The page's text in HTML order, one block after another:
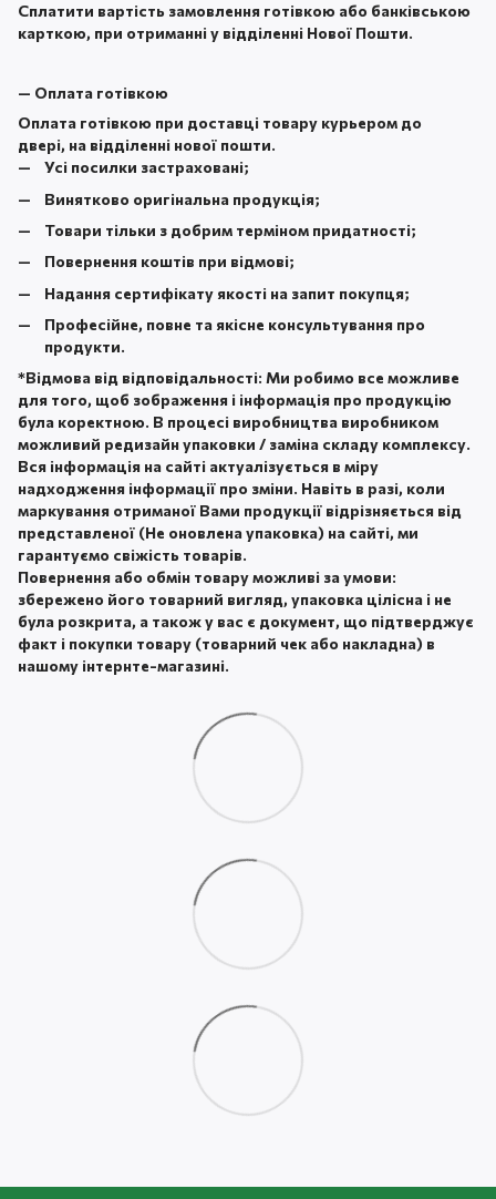
Сплатити вартість замовлення готівкою або банківською
карткою, при отриманні у відділенні Нової Пошти.
— Оплата готівкою
Оплата готівкою при доставці товару курьером до
двері, на відділенні нової пошти.
Усі посилки застраховані;
Винятково оригінальна продукція;
Товари тільки з добрим терміном придатності;
Повернення коштів при відмові;
Надання сертифікату якості на запит покупця;
Професійне, повне та якісне консультування про
продукти.
*Відмова від відповідальності: Ми робимо все можливе
для того, щоб зображення і інформація про продукцію
була коректною. В процесі виробництва виробником
можливий редизайн упаковки / заміна складу комплексу.
Вся інформація на сайті актуалізується в міру
надходження інформації про зміни. Навіть в разі, коли
маркування отриманої Вами продукції відрізняється від
представленої (Не оновлена ​​упаковка) на сайті, ми
гарантуємо свіжість товарів.
Повернення або обмін товару можливі за умови:
збережено його товарний вигляд, упаковка цілісна і не
була розкрита, а також у вас є документ, що підтверджує
факт і покупки товару (товарний чек або накладна) в
нашому інтернте-магазині.